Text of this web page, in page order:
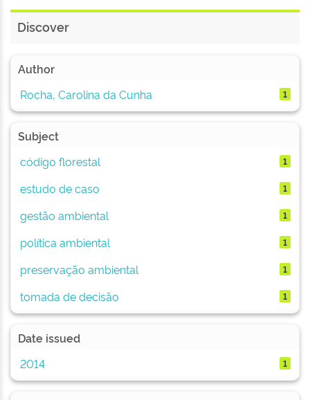
Discover
Author
Rocha, Carolina da Cunha
1
Subject
código florestal
1
estudo de caso 1
gestão ambiental 1
política ambiental 1
preservação ambiental 1
tomada de decisão 1
Date issued
2014
1